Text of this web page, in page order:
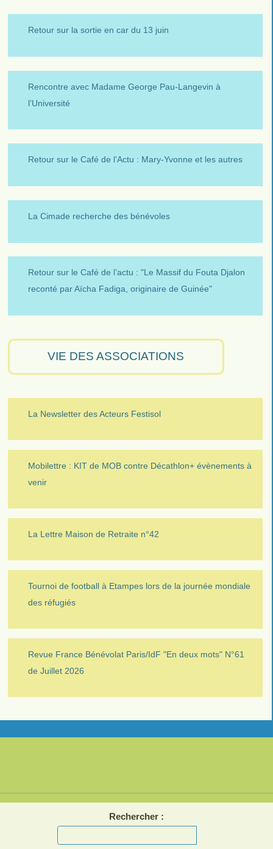
Retour sur la sortie en car du 13 juin
Rencontre avec Madame George Pau-Langevin à
l’Université
Retour sur le Café de l’Actu : Mary-Yvonne et les autres
La Cimade recherche des bénévoles
Retour sur le Café de l’actu : "Le Massif du Fouta Djalon
reconté par Aïcha Fadiga, originaire de Guinée"
VIE DES ASSOCIATIONS
La Newsletter des Acteurs Festisol
Mobilettre : KIT de MOB contre Décathlon+ évènements à
venir
La Lettre Maison de Retraite n°42
Tournoi de football à Etampes lors de la journée mondiale
des réfugiés
Revue France Bénévolat Paris/IdF "En deux mots" N°61
de Juillet 2026
Rechercher :